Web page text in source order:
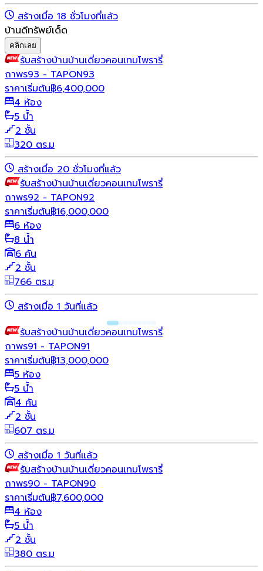
สร้างเมื่อ 18 ชั่วโมงที่แล้ว
บ้านดีทรัพย์เด็ด
คลิกเลย
รับสร้างบ้านบ้านเดี่ยวคอนเทมโพรารี่
ถาพร93 - TAPON93
ราคาเริ่มต้น฿6,400,000
4 ห้อง
5 น้ำ
2 ชั้น
320 ตร.ม
สร้างเมื่อ 20 ชั่วโมงที่แล้ว
รับสร้างบ้านบ้านเดี่ยวคอนเทมโพรารี่
ถาพร92 - TAPON92
ราคาเริ่มต้น฿16,000,000
6 ห้อง
8 น้ำ
6 คัน
2 ชั้น
766 ตร.ม
สร้างเมื่อ 1 วันที่แล้ว
รับสร้างบ้านบ้านเดี่ยวคอนเทมโพรารี่
ถาพร91 - TAPON91
ราคาเริ่มต้น฿13,000,000
5 ห้อง
5 น้ำ
4 คัน
2 ชั้น
607 ตร.ม
สร้างเมื่อ 1 วันที่แล้ว
รับสร้างบ้านบ้านเดี่ยวคอนเทมโพรารี่
ถาพร90 - TAPON90
ราคาเริ่มต้น฿7,600,000
4 ห้อง
5 น้ำ
2 ชั้น
380 ตร.ม